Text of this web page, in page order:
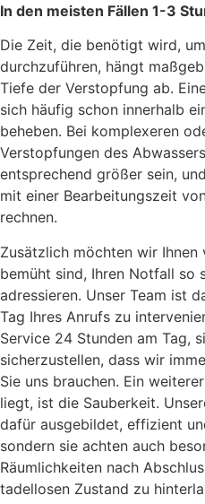
In den meisten Fällen 1-3
Die Zeit, die benötigt wird,
durchzuführen, hängt
Tiefe der Verstopfung ab.
sich häufig schon innerhalb
beheben. Bei komplexeren
Verstopfungen des
entsprechend größer sein,
mit einer Bearbeitungszeit
rechnen.
Zusätzlich möchten wir
bemüht sind, Ihren Notfall so
adressieren. Unser Team ist
Tag Ihres Anrufs zu
Service 24 Stunden am Tag,
sicherzustellen, dass wir
Sie uns brauchen. Ein
liegt, ist die Sauberkeit.
dafür ausgebildet, effizient
sondern sie achten auch
Räumlichkeiten nach
tadellosen Zustand zu